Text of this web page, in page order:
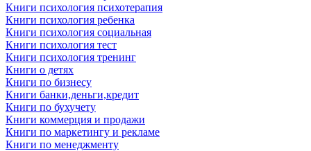
Книги психология психотерапия
Книги психология ребенка
Книги психология социальная
Книги психология тест
Книги психология тренинг
Книги о детях
Книги по бизнесу
Книги банки,деньги,кредит
Книги по бухучету
Книги коммерция и продажи
Книги по маркетингу и рекламе
Книги по менеджменту